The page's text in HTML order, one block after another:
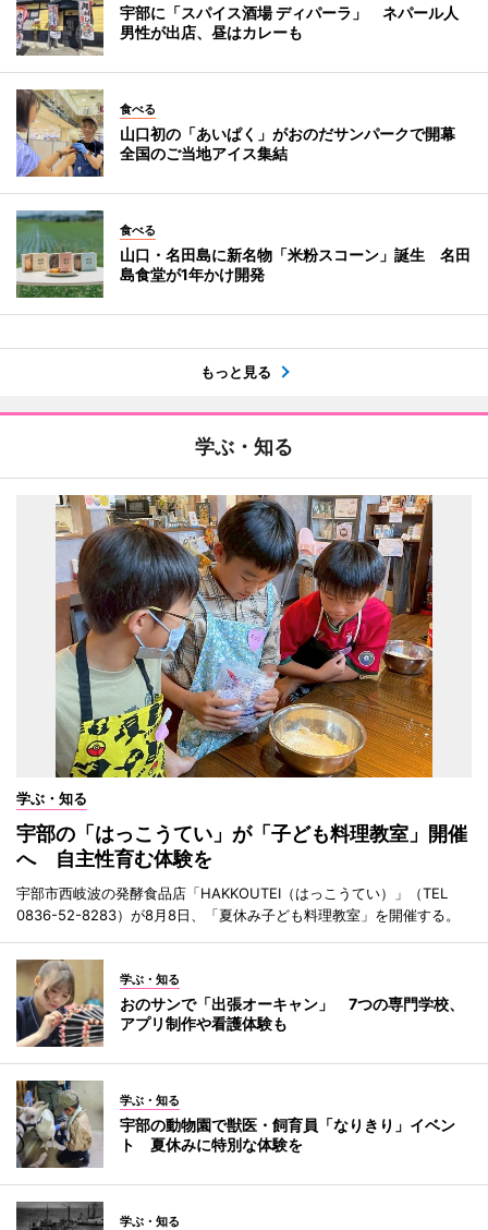
宇部に「スパイス酒場 ディパーラ」 ネパール人
男性が出店、昼はカレーも
食べる
山口初の「あいぱく」がおのだサンパークで開幕
全国のご当地アイス集結
食べる
山口・名田島に新名物「米粉スコーン」誕生 名田
島食堂が1年かけ開発
もっと見る
学ぶ・知る
学ぶ・知る
宇部の「はっこうてい」が「子ども料理教室」開催
へ 自主性育む体験を
宇部市西岐波の発酵食品店「HAKKOUTEI（はっこうてい）」（TEL
0836-52-8283）が8月8日、「夏休み子ども料理教室」を開催する。
学ぶ・知る
おのサンで「出張オーキャン」 7つの専門学校、
アプリ制作や看護体験も
学ぶ・知る
宇部の動物園で獣医・飼育員「なりきり」イベン
ト 夏休みに特別な体験を
学ぶ・知る